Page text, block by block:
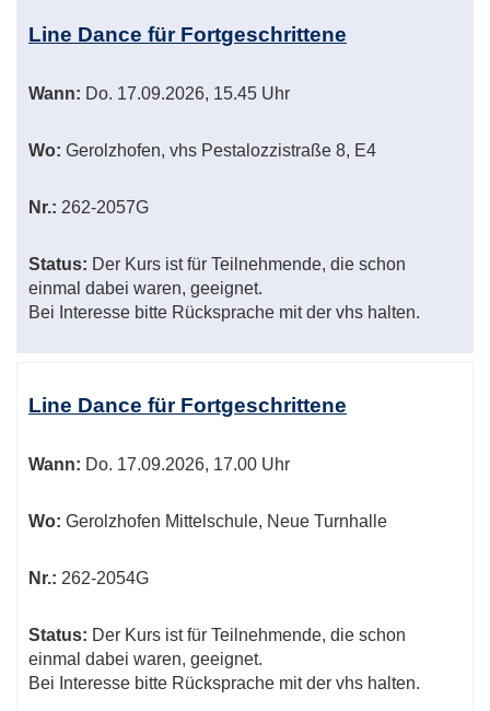
Line Dance für Fortgeschrittene
Wann: Do. 17.09.2026, 15.45 Uhr
Wo: Gerolzhofen, vhs Pestalozzistraße 8, E4
Nr.: 262-2057G
Status: Der Kurs ist für Teilnehmende, die schon
einmal dabei waren, geeignet.
Bei Interesse bitte Rücksprache mit der vhs halten.
Line Dance für Fortgeschrittene
Wann: Do. 17.09.2026, 17.00 Uhr
Wo: Gerolzhofen Mittelschule, Neue Turnhalle
Nr.: 262-2054G
Status: Der Kurs ist für Teilnehmende, die schon
einmal dabei waren, geeignet.
Bei Interesse bitte Rücksprache mit der vhs halten.